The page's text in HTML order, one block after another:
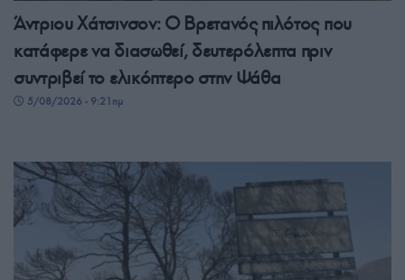
Άντριου Χάτσινσον: Ο Βρετανός πιλότος που
κατάφερε να διασωθεί, δευτερόλεπτα πριν
συντριβεί το ελικόπτερο στην Ψάθα
5/08/2026 - 9:21πμ